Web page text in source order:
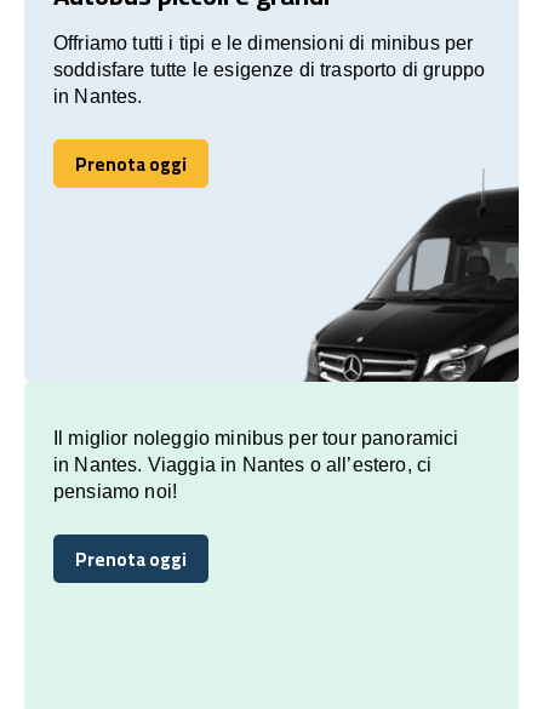
Offriamo tutti i tipi e le dimensioni di minibus per
soddisfare tutte le esigenze di trasporto di gruppo
in Nantes.
Prenota oggi
Prenota oggi
Il miglior noleggio minibus per tour panoramici
in Nantes. Viaggia in Nantes o all’estero, ci
pensiamo noi!
Prenota oggi
Prenota oggi